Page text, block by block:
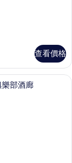
查看價格
房內夾萬、書桌、手提電
樂部酒廊